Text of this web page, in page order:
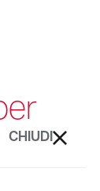
CHIUDI